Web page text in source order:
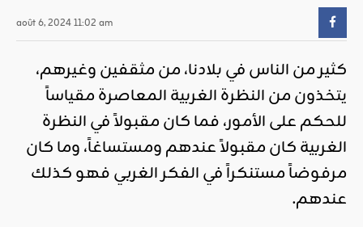
août 6, 2024 11:02 am
كثير من الناس في بلادنا، من مثقفين وغيرهم،
يتخذون من النظرة الغربية المعاصرة مقياساً
للحكم على الأمور، فما كان مقبولاً في النظرة
الغربية كان مقبولاً عندهم ومستساغاً، وما كان
مرفوضاً مستنكراً في الفكر الغربي فهو كذلك
عندهم.